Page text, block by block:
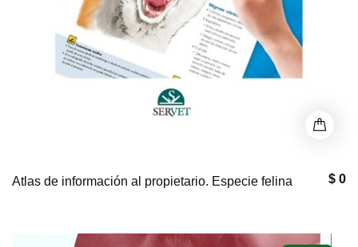
$ 0
Atlas de información al propietario. Especie felina